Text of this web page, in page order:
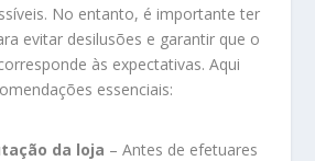
No entanto, é importante ter
evitar desilusões e garantir que o
às expectativas. Aqui
essenciais:
da loja – Antes de efetuares